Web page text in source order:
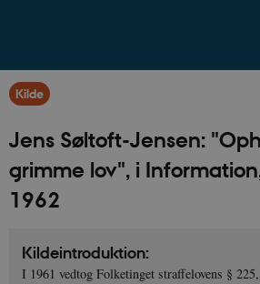
Kilde
Jens Søltoft-Jensen:
grimme lov", i
1962
Kildeintroduktion:
I 1961 vedtog Folketinget straffelovens §